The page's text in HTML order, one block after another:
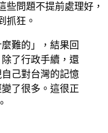
些問題不提前處理好，
抓狂。
難的」，結果回
了行政手續，還
己對台灣的記憶
了很多。這很正